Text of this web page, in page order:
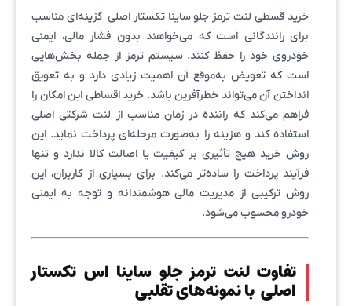
خرید قسطی لنت ترمز جلو ساینا تکستار اصلی گزینه‌ای مناسب
برای رانندگانی است که می‌خواهند بدون فشار مالی، ایمنی
خودروی خود را حفظ کنند. سیستم ترمز از جمله بخش‌هایی
است که تعویض به‌موقع آن اهمیت زیادی دارد و به تعویق
انداختن آن می‌تواند خطرآفرین باشد. خرید اقساطی این امکان را
فراهم می‌کند که راننده در زمان مناسب از لنت شرکتی اصلی
استفاده کند و هزینه را به‌صورت مرحله‌ای پرداخت نماید. این
روش خرید هیچ تأثیری بر کیفیت یا اصالت کالا ندارد و تنها
فرآیند پرداخت را ساده‌تر می‌کند. برای بسیاری از کاربران، این
روش ترکیبی از مدیریت مالی هوشمندانه و توجه به ایمنی
خودرو محسوب می‌شود.
تفاوت لنت ترمز جلو ساینا اس تکستار
اصلی با نمونه‌های تقلبی